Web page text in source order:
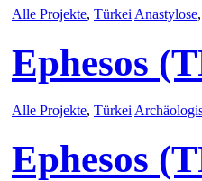
Alle Projekte, Türkei Anastylose,
Ephesos
Alle Projekte, Türkei
Ephesos